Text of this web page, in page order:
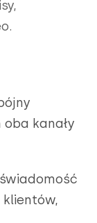
kanały